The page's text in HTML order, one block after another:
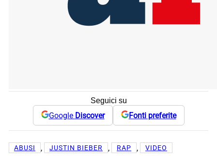
Seguici su
Google Discover Fonti preferite
ABUSI , JUSTIN BIEBER , RAP , VIDEO